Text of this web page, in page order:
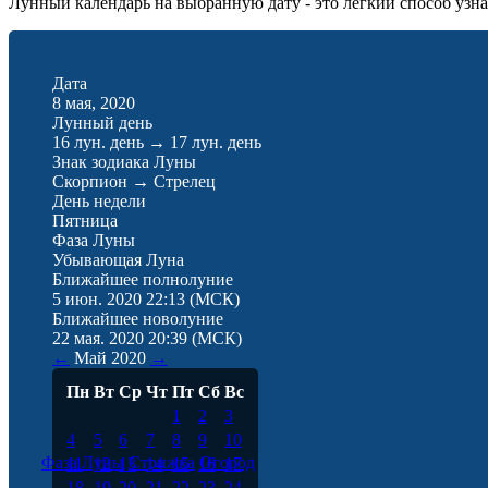
Дата
8 мая, 2020
Лунный день
16 лун. день → 17 лун. день
Знак зодиака Луны
Скорпион → Стрелец
День недели
Пятница
Фаза Луны
Убывающая Луна
Ближайшее полнолуние
5 июн. 2020 22:13 (МСК)
Ближайшее новолуние
22 мая. 2020 20:39 (МСК)
← Май 2020 →
Пн Вт Ср Чт Пт Сб Вс
1
2
3
4
5 6 7 8 9
10
11 12 13 14 15 16 17
Фаза Луны Стрижка Огород